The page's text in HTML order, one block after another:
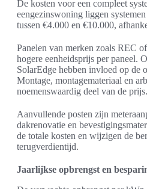
De kosten voor een compleet
eengezinswoning liggen
tussen €4.000 en €10.000,
Panelen van merken zoals REC
hogere eenheidsprijs per paneel.
SolarEdge hebben invloed op de
Montage, montagemateriaal en
noemenswaardig deel van de prijs.
Aanvullende posten zijn
dakrenovatie en
de totale kosten en wijzigen de
terugverdientijd.
Jaarlijkse opbrengst en